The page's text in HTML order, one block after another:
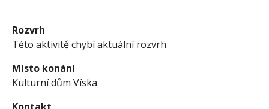
Rozvrh
Této aktivitě chybí aktuální rozvrh
Místo konání
Kulturní dům Víska